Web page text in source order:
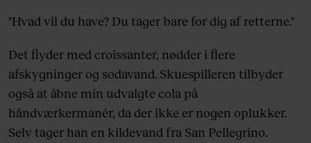
"Hvad vil du have? Du tager bare for dig af retterne."
Det flyder med croissanter, nødder i flere
afskygninger og sodavand. Skuespilleren tilbyder
også at åbne min udvalgte cola på
håndværkermanér, da der ikke er nogen oplukker.
Selv tager han en kildevand fra San Pellegrino.